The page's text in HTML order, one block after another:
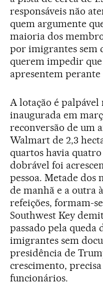
responsáveis não
quem argumente
maioria dos
por imigrantes sem
querem impedir que
apresentem perante
A lotação é palpável
inaugurada em
reconversão de um
Walmart de 2,3
quartos havia quatro
dobrável foi
pessoa. Metade dos
de manhã e a outra
refeições, formam-
Southwest Key
passado pela queda
imigrantes sem
presidência de
crescimento,
funcionários.